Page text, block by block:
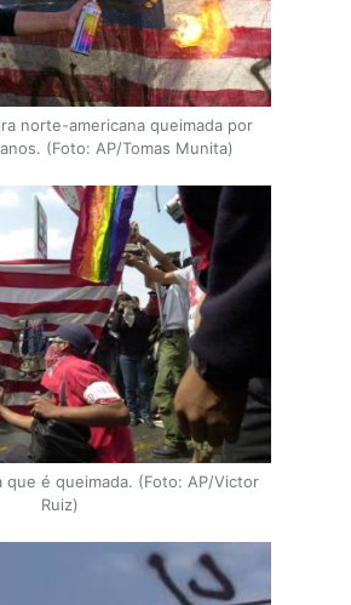
norte-americana queimada por
(Foto: AP/Tomas Munita)
que é queimada. (Foto: AP/Victor
Ruiz)